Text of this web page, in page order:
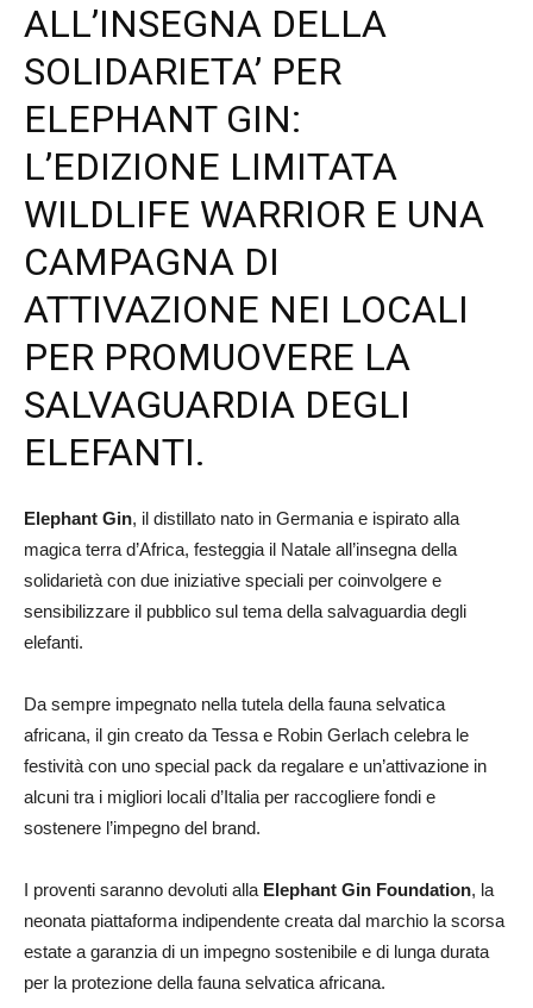
ALL’INSEGNA DELLA
SOLIDARIETA’ PER
ELEPHANT GIN:
L’EDIZIONE LIMITATA
WILDLIFE WARRIOR E UNA
CAMPAGNA DI
ATTIVAZIONE NEI LOCALI
PER PROMUOVERE LA
SALVAGUARDIA DEGLI
ELEFANTI.
Elephant Gin, il distillato nato in Germania e ispirato alla
magica terra d’Africa, festeggia il Natale all’insegna della
solidarietà con due iniziative speciali per coinvolgere e
sensibilizzare il pubblico sul tema della salvaguardia degli
elefanti.
Da sempre impegnato nella tutela della fauna selvatica
africana, il gin creato da Tessa e Robin Gerlach celebra le
festività con uno special pack da regalare e un’attivazione in
alcuni tra i migliori locali d’Italia per raccogliere fondi e
sostenere l’impegno del brand.
I proventi saranno devoluti alla Elephant Gin Foundation, la
neonata piattaforma indipendente creata dal marchio la scorsa
estate a garanzia di un impegno sostenibile e di lunga durata
per la protezione della fauna selvatica africana.